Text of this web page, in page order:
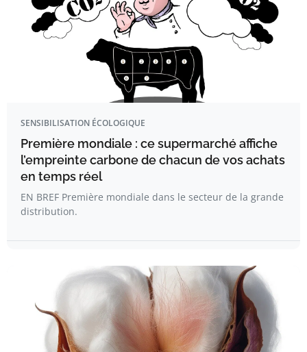
SENSIBILISATION ÉCOLOGIQUE
Première mondiale : ce supermarché affiche
l’empreinte carbone de chacun de vos achats
en temps réel
EN BREF Première mondiale dans le secteur de la grande
distribution.